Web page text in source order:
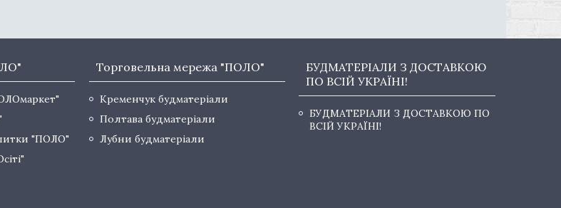
"ПОЛО"
Торговельна мережа "ПОЛО"
Кременчук будматеріали
Полтава будматеріали
Лубни будматеріали
БУДМАТЕРІАЛИ З ДОСТАВКОЮ
ПО ВСІЙ УКРАЇНІ!
БУДМАТЕРІАЛИ З ДОСТАВКОЮ ПО
ВСІЙ УКРАЇНІ!